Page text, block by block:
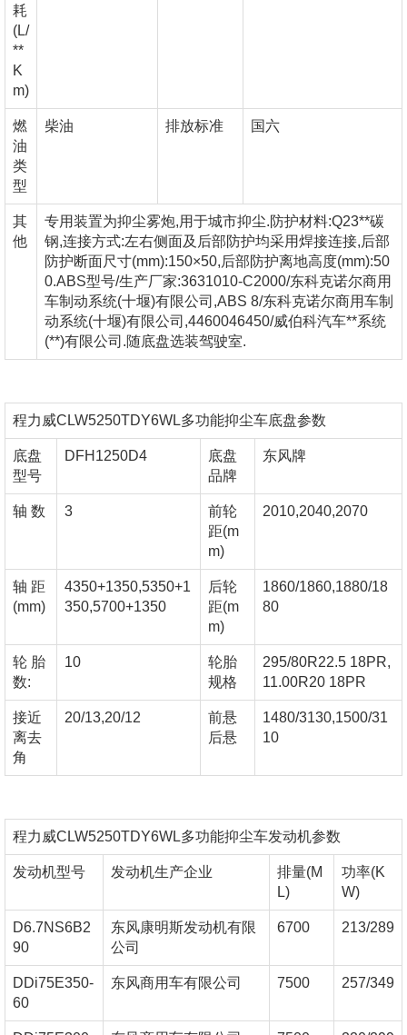
耗
(L/
**
K
m)
燃
油
类
型
柴油 排放标准 国六
其
他
专用装置为抑尘雾炮,用于城市抑尘.防护材料:Q23**碳
钢,连接方式:左右侧面及后部防护均采用焊接连接,后部
防护断面尺寸(mm):150×50,后部防护离地高度(mm):50
0.ABS型号/生产厂家:3631010-C2000/东科克诺尔商用
车制动系统(十堰)有限公司,ABS 8/东科克诺尔商用车制
动系统(十堰)有限公司,4460046450/威伯科汽车**系统
(**)有限公司.随底盘选装驾驶室.
程力威CLW5250TDY6WL多功能抑尘车底盘参数
底盘
型号
DFH1250D4
底盘
品牌
东风牌
轴 数 3
前轮
距(m
m)
2010,2040,2070
轴 距
(mm)
4350+1350,5350+1
350,5700+1350
后轮
距(m
m)
1860/1860,1880/18
80
轮 胎
数:
10
轮胎
规格
295/80R22.5 18PR,
11.00R20 18PR
接近
离去
角
20/13,20/12
前悬
后悬
1480/3130,1500/31
10
程力威CLW5250TDY6WL多功能抑尘车发动机参数
发动机型号 发动机生产企业
排量(M
L)
功率(K
W)
D6.7NS6B2
90
东风康明斯发动机有限
公司
6700 213/289
DDi75E350-
60
东风商用车有限公司 7500 257/349